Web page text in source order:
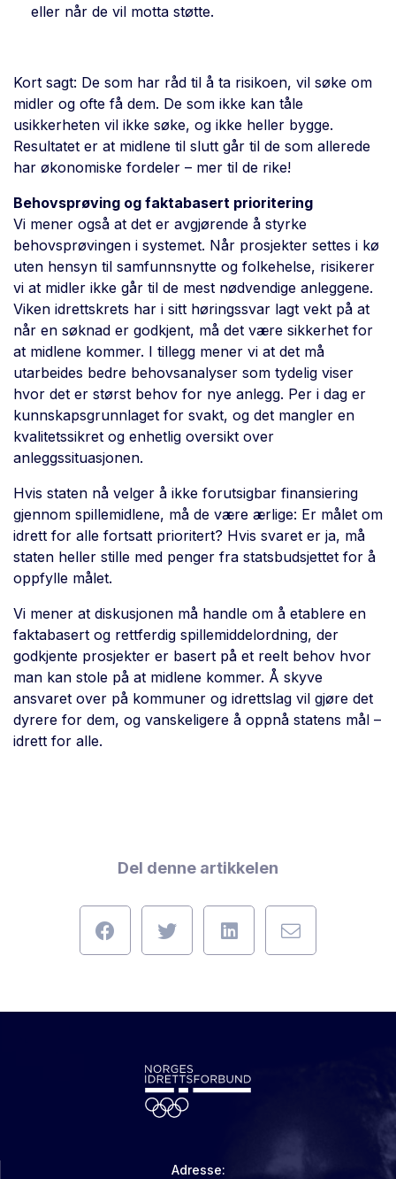
eller når de vil motta støtte.
Kort sagt: De som har råd til å ta risikoen, vil søke om
midler og ofte få dem. De som ikke kan tåle
usikkerheten vil ikke søke, og ikke heller bygge.
Resultatet er at midlene til slutt går til de som allerede
har økonomiske fordeler – mer til de rike!
Behovsprøving og faktabasert prioritering
Vi mener også at det er avgjørende å styrke
behovsprøvingen i systemet. Når prosjekter settes i kø
uten hensyn til samfunnsnytte og folkehelse, risikerer
vi at midler ikke går til de mest nødvendige anleggene.
Viken idrettskrets har i sitt høringssvar lagt vekt på at
når en søknad er godkjent, må det være sikkerhet for
at midlene kommer. I tillegg mener vi at det må
utarbeides bedre behovsanalyser som tydelig viser
hvor det er størst behov for nye anlegg. Per i dag er
kunnskapsgrunnlaget for svakt, og det mangler en
kvalitetssikret og enhetlig oversikt over
anleggssituasjonen.
Hvis staten nå velger å ikke forutsigbar finansiering
gjennom spillemidlene, må de være ærlige: Er målet om
idrett for alle fortsatt prioritert? Hvis svaret er ja, må
staten heller stille med penger fra statsbudsjettet for å
oppfylle målet.
Vi mener at diskusjonen må handle om å etablere en
faktabasert og rettferdig spillemiddelordning, der
godkjente prosjekter er basert på et reelt behov hvor
man kan stole på at midlene kommer. Å skyve
ansvaret over på kommuner og idrettslag vil gjøre det
dyrere for dem, og vanskeligere å oppnå statens mål –
idrett for alle.
Del denne artikkelen
Adresse: